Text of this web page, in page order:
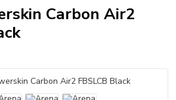
Carbon Air2